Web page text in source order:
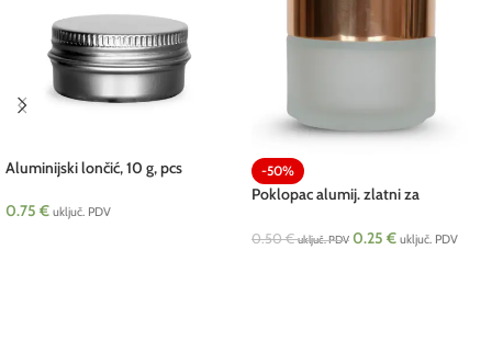
Aluminijski lončić, 10 g, pcs
0.75 € uključ. PDV
-50%
Poklopac alumij. zlatni za
0.50€ uključ. PDV 0.25 € uključ. PDV